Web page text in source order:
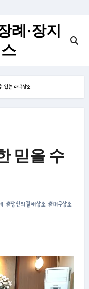
례·장지
있는 대구상조
믿을 수
#당신의곁애상조 #대구상조